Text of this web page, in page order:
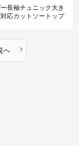
長袖チュニック大き
応カットソートップ
へ ›